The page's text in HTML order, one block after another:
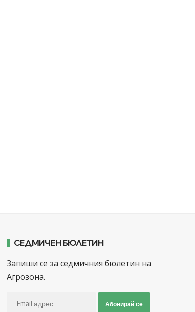
СЕДМИЧЕН БЮЛЕТИН
Запиши се за седмичния бюлетин на
Агрозона.
Абонирай се